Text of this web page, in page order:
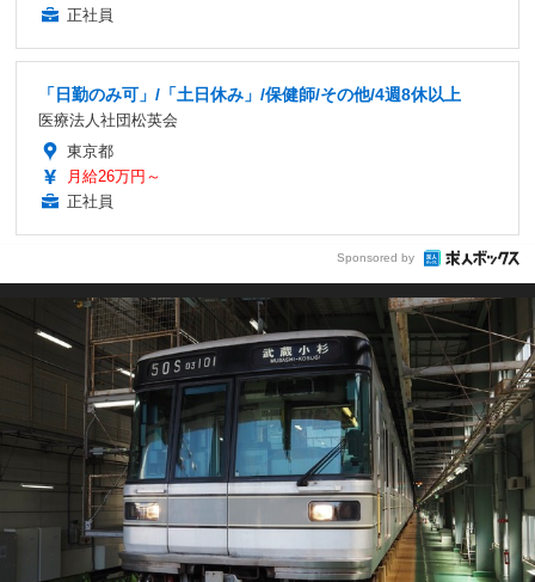
正社員
「日勤のみ可」/「土日休み」/保健師/その他/4週8休以上
医療法人社団松英会
東京都
月給26万円～
正社員
Sponsored by